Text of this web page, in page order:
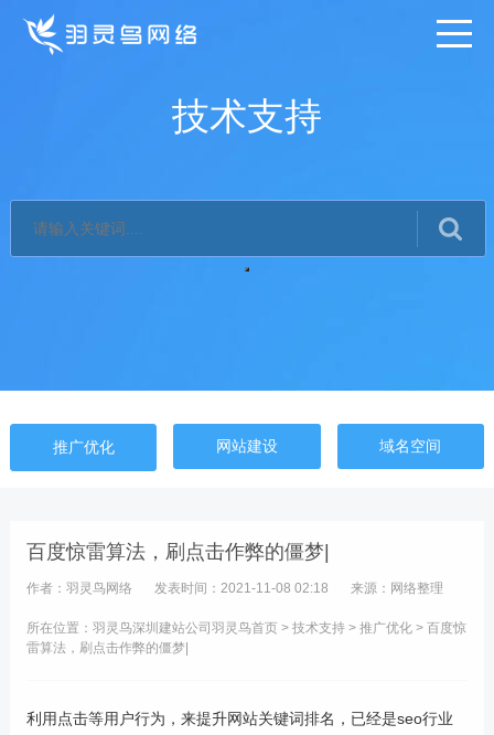
技术支持
推广优化 网站建设 域名空间
百度惊雷算法，刷点击作弊的僵梦|
作者：羽灵鸟网络 发表时间：2021-11-08 02:18 来源：网络整理
所在位置：羽灵鸟深圳建站公司 羽灵鸟首页> 技术支持> 推广优化> 百度惊
雷算法，刷点击作弊的僵梦|
利用点击等用户行为，来提升网站关键词排名，已经是seo行业